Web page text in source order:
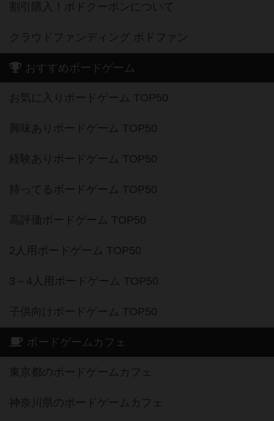
割引購入！ボドクーポンについて
クラウドファンディング ボドファン
おすすめボードゲーム
お気に入りボードゲーム TOP50
興味ありボードゲーム TOP50
経験ありボードゲーム TOP50
持ってるボードゲーム TOP50
高評価ボードゲーム TOP50
2人用ボードゲーム TOP50
3～4人用ボードゲーム TOP50
子供向けボードゲーム TOP50
ボードゲームカフェ
東京都のボードゲームカフェ
神奈川県のボードゲームカフェ